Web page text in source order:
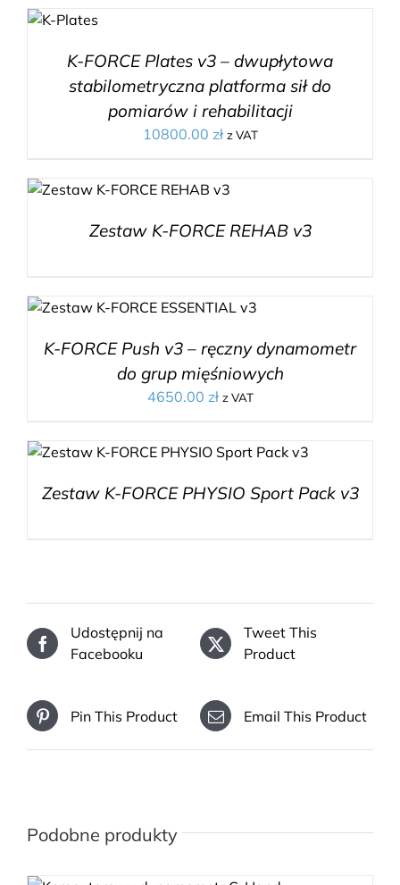
DO
K-FORCE Plates v3 – dwupłytowa
stabilometryczna platforma sił do
pomiarów i rehabilitacji
10800.00 zł z VAT
Zestaw K-FORCE REHAB v3
K-FORCE Push v3 – ręczny dynamometr
do grup mięśniowych
4650.00 zł z VAT
Zestaw K-FORCE PHYSIO Sport Pack v3
Udostępnij na
Facebooku
Tweet This
Product
Pin This Product Email This Product
Podobne produkty